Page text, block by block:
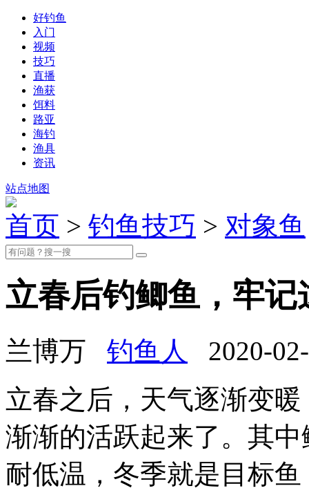
好钓鱼
入门
视频
技巧
直播
渔获
饵料
路亚
海钓
渔具
资讯
站点地图
首页 > 钓鱼技巧 > 对象鱼
立春后钓鲫鱼，牢记
兰博万 钓鱼人
2020-
立春之后，天气逐渐变
渐渐的活跃起来了。其
耐低温，冬季就是目标